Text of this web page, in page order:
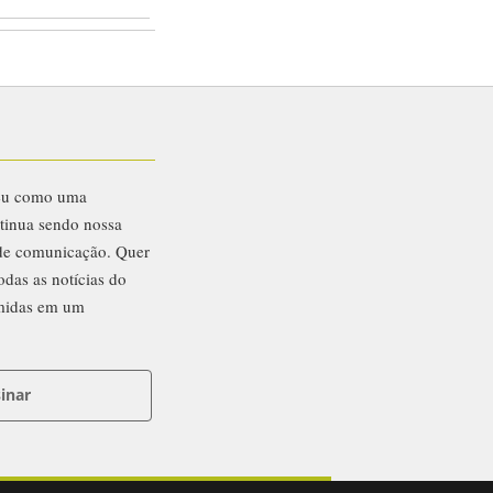
como uma
sendo nossa
comunicação. Quer
as notícias do
em um